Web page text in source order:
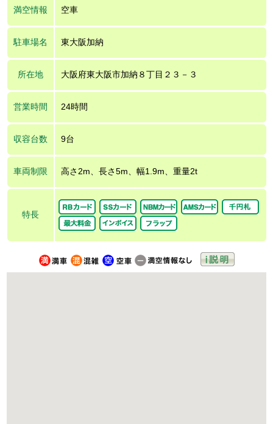
満空情報 空車
駐車場名 東大阪加納
所在地 大阪府東大阪市加納８丁目２３－３
営業時間 24時間
収容台数 9台
車両制限 高さ2m、長さ5m、幅1.9m、重量2t
特長